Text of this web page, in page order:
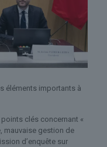
éléments importants à
clés concernant «
mauvaise gestion de
d’enquête sur